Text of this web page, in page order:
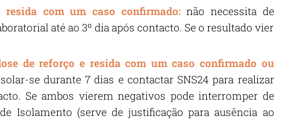
com um caso confirmado:não necessita de
até ao 3º dia após contacto. Se o resultado vier
de reforço e resida com um caso confirmado ou
se durante 7 dias e contactar SNS24 para realizar
Se ambos vierem negativos pode interromper de
Isolamento (serve de justificação para ausência ao